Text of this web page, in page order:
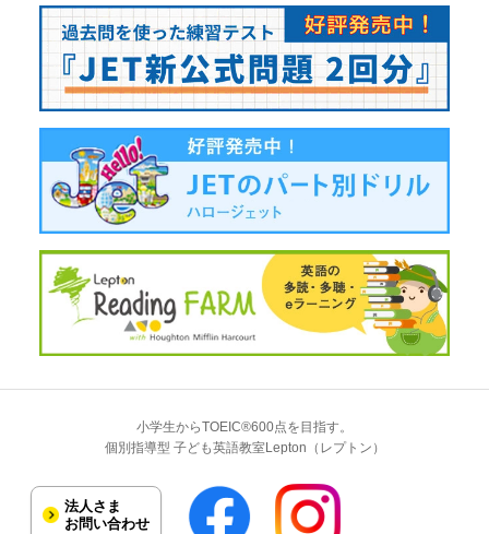
小学生からTOEIC®600点を目指す。
個別指導型 子ども英語教室Lepton（レプトン）
法人さま
お問い合わせ